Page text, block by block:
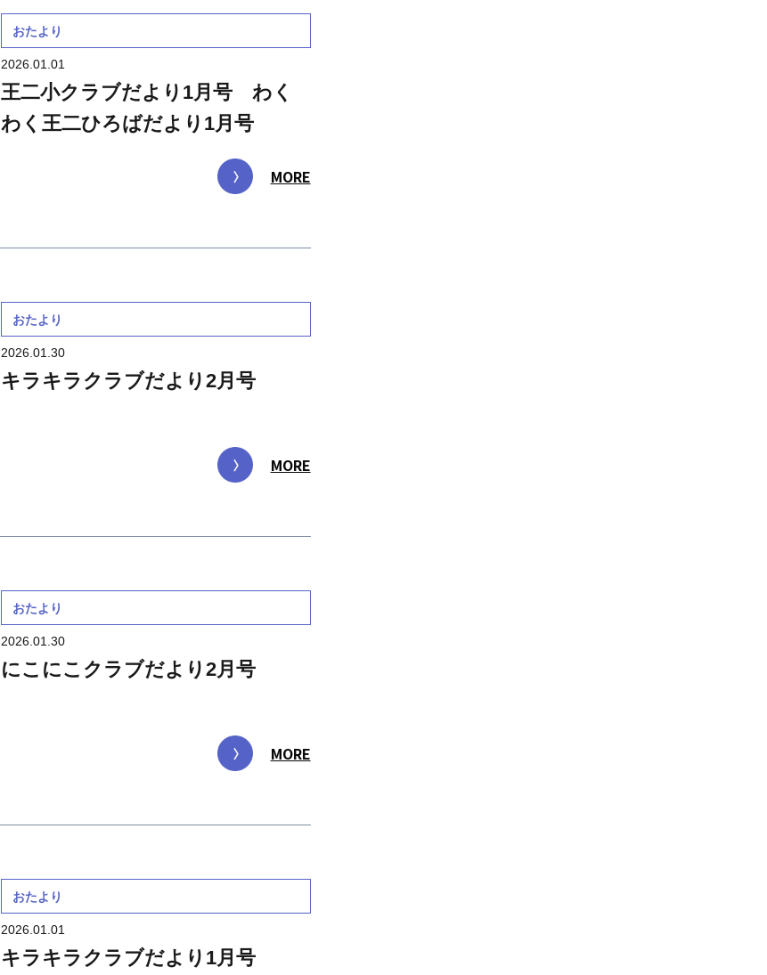
おたより
2026.01.01
王二小クラブだより1月号 わく
わく王二ひろばだより1月号
MORE
おたより
2026.01.30
キラキラクラブだより2月号
MORE
おたより
2026.01.30
にこにこクラブだより2月号
MORE
おたより
2026.01.01
キラキラクラブだより1月号